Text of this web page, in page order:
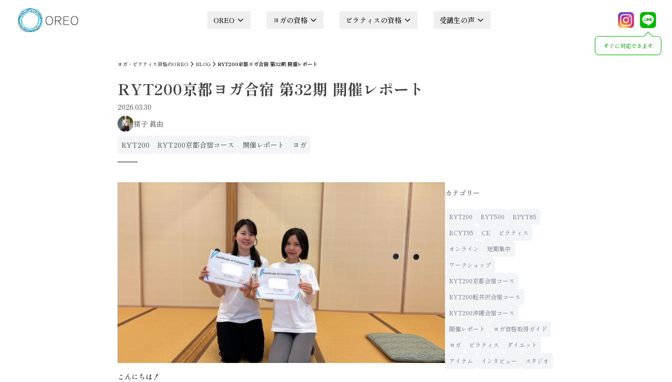
OREO ヨガの資格 ピラティスの資格 受講生の声
すぐに対応できます
ヨガ・ピラティス資格のOREO BLOG RYT200京都ヨガ合宿 第32期 開催レポート
RYT200京都ヨガ合宿 第32期 開催レポート
2026.03.30
猪子 眞由
RYT200 RYT200京都合宿コース 開催レポート ヨガ
こんにちは！
カテゴリー
RYT200 RYT500
RPYT85
RCYT95
CE
ピラティス
オンライン
短期集中
ワークショップ
RYT200京都合宿コース
RYT200軽井沢合宿コース
RYT200沖縄合宿コース
開催レポート
ヨガ資格取得ガイド
ヨガ
ピラティス
ダイエット
アイテム
インタビュー スタジオ